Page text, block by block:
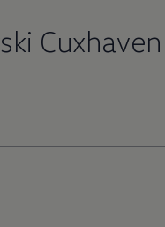
Cuxhaven